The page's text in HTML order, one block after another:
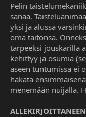
Pelin
sanaa.
yksi ja alussa
oma taitonsa.
tarpeeksi jouskarilla
kehittyy ja osumia
aseen tuntumissa ei
hakata
menemään nuijalla.